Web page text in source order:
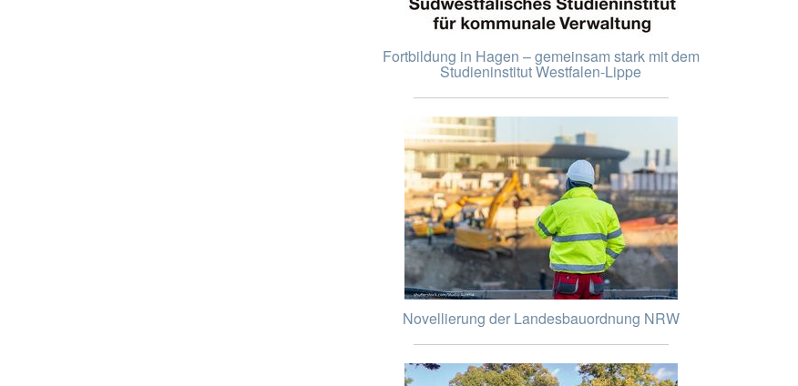
Fortbildung in Hagen – gemeinsam stark mit dem
Studieninstitut Westfalen-Lippe
Novellierung der Landesbauordnung NRW